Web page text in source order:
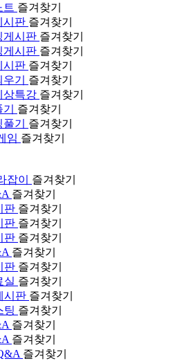
트 즐겨찾기
시판 즐겨찾기
게시판 즐겨찾기
게시판 즐겨찾기
시판 즐겨찾기
기
즐겨찾기
상특강 즐겨찾기
즐겨찾기
기
즐겨찾기
임 즐겨찾기
잡이
즐겨찾기
즐겨찾기
판 즐겨찾기
판 즐겨찾기
판 즐겨찾기
즐겨찾기
판 즐겨찾기
실 즐겨찾기
시판 즐겨찾기
팅 즐겨찾기
즐겨찾기
즐겨찾기
즐겨찾기